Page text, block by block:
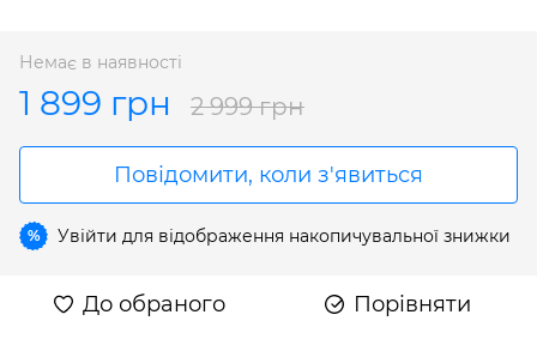
Немає в наявності
1 899 грн 2 999 грн
Повідомити, коли з'явиться
% Увійти для відображення накопичувальної знижки
До обраного Порівняти